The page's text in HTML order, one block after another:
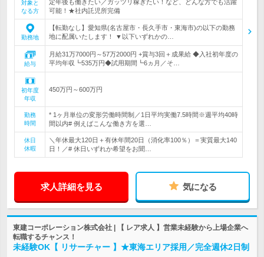
対象と
なる方
定年後も働きたい／ガッツリ稼ぎたい！など、どんな方でも活躍
可能！★社内託児所完備
勤務地
【転勤なし】愛知県(名古屋市・長久手市・東海市)の以下の勤務
地に配属いたします！ ▼以下いずれかの…
給与
月給31万7000円～57万2000円 +賞与3回＋成果給 ◆入社初年度の
平均年収┗535万円◆試用期間┗6ヵ月／そ…
初年度
年収
450万円～600万円
勤務
時間
* 1ヶ月単位の変形労働時間制／1日平均実働7.5時間※週平均40時
間以内# 例えばこんな働き方を選…
休日
休暇
＼年休最大120日＋有休年間20日（消化率100％）＝実質最大140
日！／# 休日いずれか希望をお聞…
求人詳細を見る 気になる
東建コーポレーション株式会社 | 【 レア求人 】営業未経験から上場企業へ
転職するチャンス！
未経験OK【 リサーチャー 】★東海エリア採用／完全週休2日制